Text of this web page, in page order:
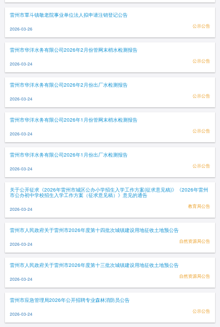
雷州市覃斗镇敬老院事业单位法人拟申请注销登记公告
2026-03-26 公示公告
雷州市华洋水务有限公司2026年2月份管网末梢水检测报告
2026-03-24 公示公告
雷州市华洋水务有限公司2026年2月份出厂水检测报告
2026-03-24 公示公告
雷州市华洋水务有限公司2026年1月份管网末梢水检测报告
2026-03-24 公示公告
雷州市华洋水务有限公司2026年1月份出厂水检测报告
2026-03-24 公示公告
关于公开征求《2026年雷州市城区公办小学招生入学工作方案(征求意见稿)》《2026年雷州
市公办初中学校招生入学工作方案（征求意见稿）》意见的通告
2026-03-24 教育局公告
雷州市人民政府关于雷州市2026年度第十四批次城镇建设用地征收土地预公告
2026-03-24 自然资源局公告
雷州市人民政府关于雷州市2026年度第十三批次城镇建设用地征收土地预公告
2026-03-24 自然资源局公告
雷州市应急管理局2026年公开招聘专业森林消防员公告
2026-03-24 公示公告